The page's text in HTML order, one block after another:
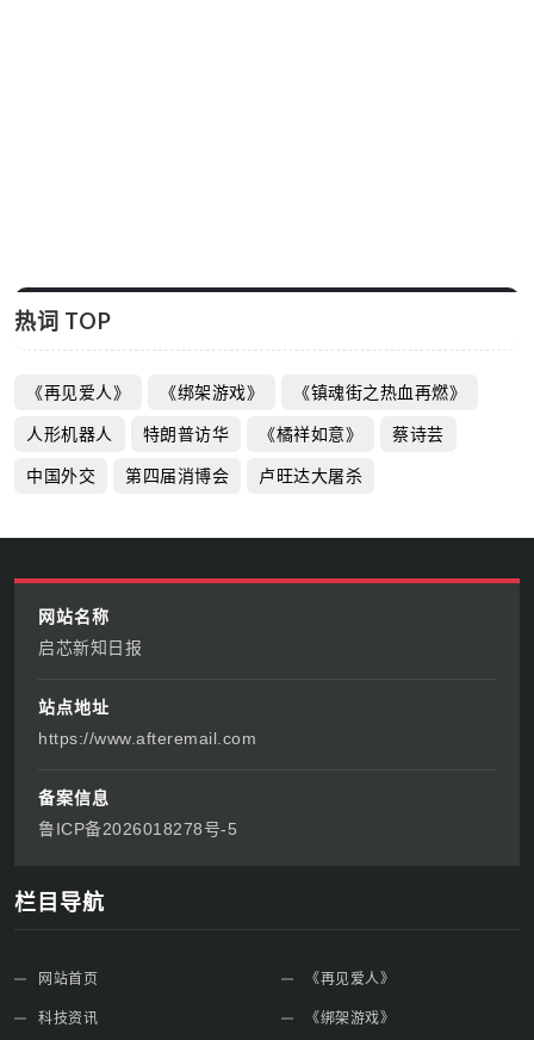
热词 TOP
《再见爱人》 《绑架游戏》 《镇魂街之热血再燃》
人形机器人 特朗普访华 《橘祥如意》 蔡诗芸
中国外交 第四届消博会 卢旺达大屠杀
网站名称
启芯新知日报
站点地址
https://www.afteremail.com
备案信息
鲁ICP备2026018278号-5
栏目导航
网站首页
科技资讯
《再见爱人》
《绑架游戏》